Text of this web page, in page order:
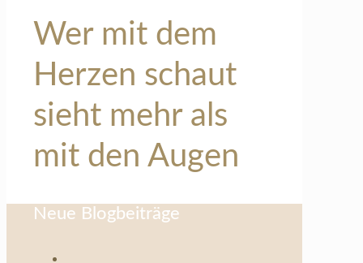
Wer mit dem
Herzen schaut
sieht mehr als
mit den Augen
Neue Blogbeiträge